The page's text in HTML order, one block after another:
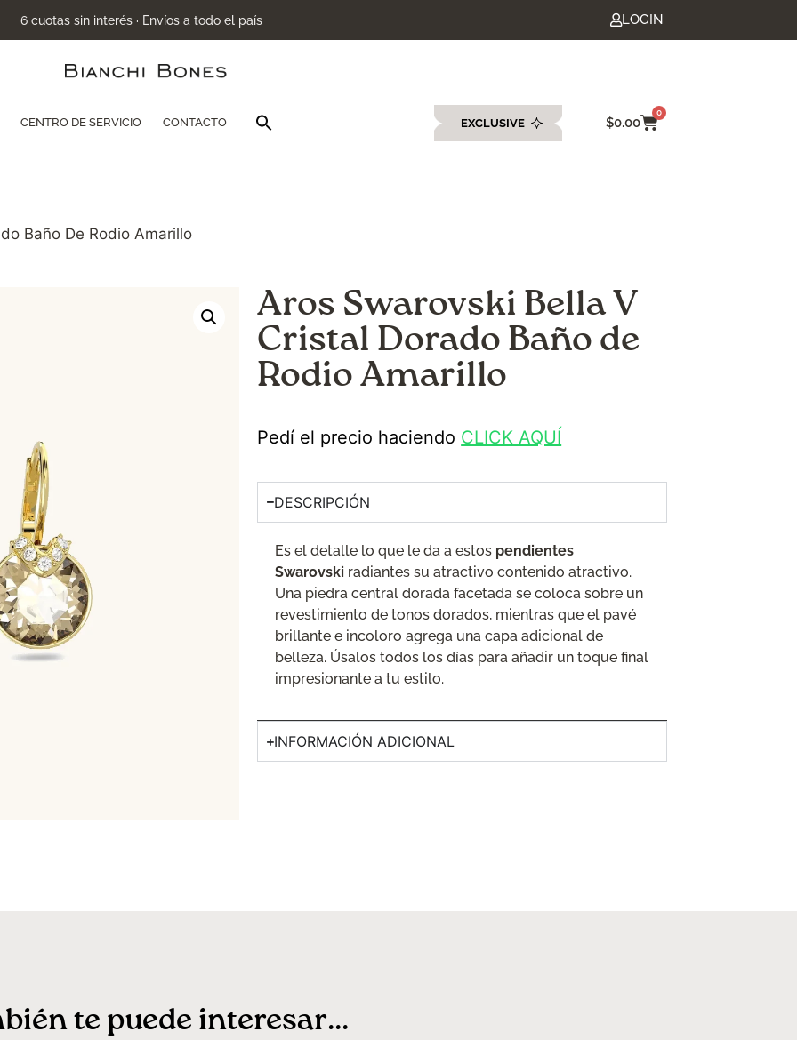
6 cuotas sin interés · Envíos a todo el país LOGIN
CENTRO DE SERVICIO CONTACTO EXCLUSIVE $0.00
0
Baño De Rodio Amarillo
Aros Swarovski Bella V
Cristal Dorado Baño de
Rodio Amarillo
Pedí el precio haciendo CLICK AQUÍ
DESCRIPCIÓN
Es el detalle lo que le da a estos pendientes
Swarovski radiantes su atractivo contenido atractivo.
Una piedra central dorada facetada se coloca sobre un
revestimiento de tonos dorados, mientras que el pavé
brillante e incoloro agrega una capa adicional de
belleza. Úsalos todos los días para añadir un toque final
impresionante a tu estilo.
INFORMACIÓN ADICIONAL
te puede interesar...